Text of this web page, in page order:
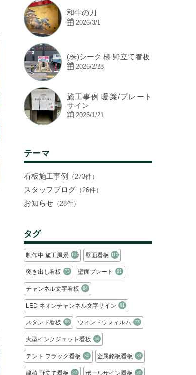
和牛の刀
2026/3/1
(株)シーク 様 野立て看板
2026/2/28
施工事例 暖簾/プレート
サイン
2026/1/21
テーマ
看板施工事例 （273件）
スタッフブログ （26件）
お知らせ（28件）
タグ
制作中 施工風景 124 壁面看板 110
突き出し看板 73 壁面プレート 81
チャンネル文字看板 84
LED ネオンチャンネル文字サイン 81
スタンド看板 68 ウィンドウフィルム 73
大型インクジェット看板 56
テント フラッグ看板 30 金属銘板看板 33
建植 野立て看板 27 ポールサイン看板 20